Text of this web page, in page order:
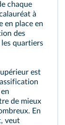
chaque
à
en place en
des
les quartiers
est
de mieux
En
veut